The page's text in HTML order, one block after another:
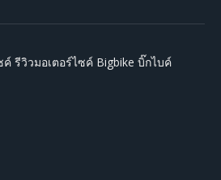
รีวิวมอเตอร์ไซค์ Bigbike บิ๊กไบค์